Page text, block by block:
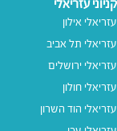
קניוני עזריאלי
עזריאלי אילון
עזריאלי תל אביב
עזריאלי ירושלים
עזריאלי חולון
עזריאלי הוד השרון